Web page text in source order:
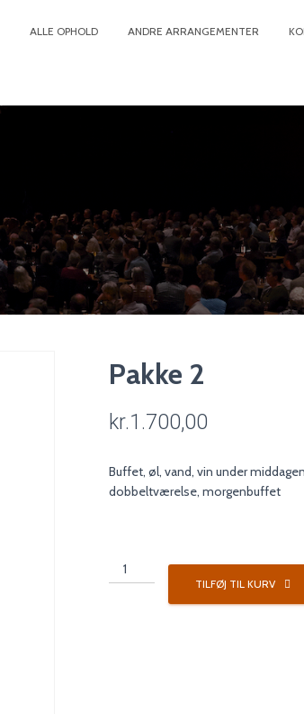
ALLE OPHOLD ANDRE ARRANGEMENTER
Pakke 2
kr.1.700,00
Buffet, øl, vand, vin under
dobbeltværelse, morgenbuffet
Pakke
2
TILFØJ TIL KURV